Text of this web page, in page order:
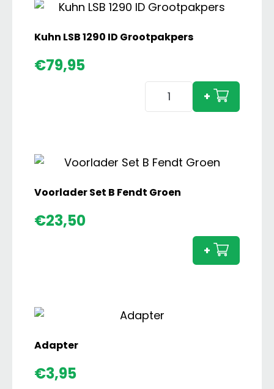
Kuhn LSB 1290 ID Grootpakpers
€79,95
Kuhn
Grootpakpers
aantal
+
Voorlader Set B Fendt Groen
€23,50
Fendt
+
Adapter
€3,95